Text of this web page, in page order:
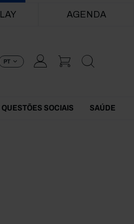
AGENDA
PT
QUESTÕES SOCIAIS SAÚDE